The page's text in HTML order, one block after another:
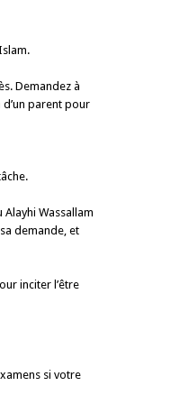
Demandez à
d’un parent pour
Alayhi Wassallam
demande, et
inciter l’être
si votre